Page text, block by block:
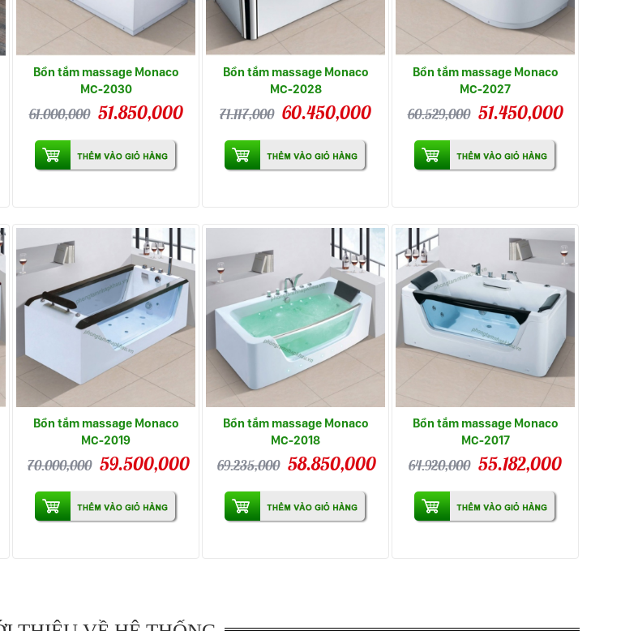
Bồn tắm massage Monaco
MC-2030
61.000,000 51.850,000
Bồn tắm massage Monaco
MC-2028
71.117,000 60.450,000
Bồn tắm massage Monaco
MC-2027
60.529,000 51.450,000
Bồn tắm massage Monaco
MC-2019
70.000,000 59.500,000
Bồn tắm massage Monaco
MC-2018
69.235,000 58.850,000
Bồn tắm massage Monaco
MC-2017
64.920,000 55.182,000